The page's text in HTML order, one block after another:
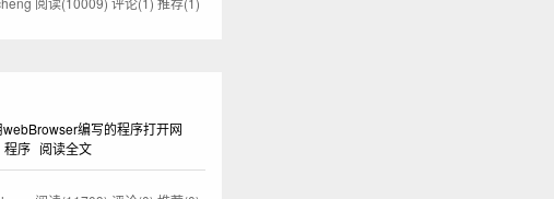
编写的程序打开网
程序 阅读全文